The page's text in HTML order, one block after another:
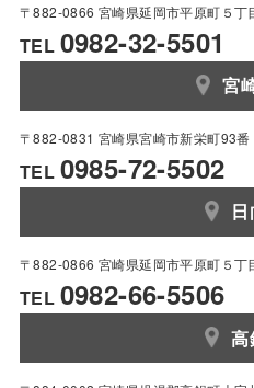
〒882-0866 宮崎県延岡市平原町５丁
TEL 0982-32-5501
宮
〒882-0831 宮崎県宮崎市新栄町93番
TEL 0985-72-5502
〒882-0866 宮崎県延岡市平原町５丁
TEL 0982-66-5506
高